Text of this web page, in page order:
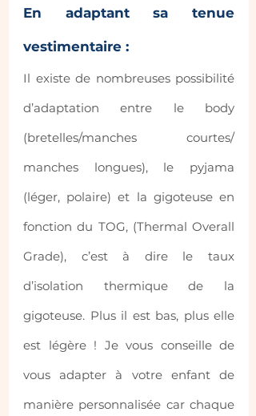
En adaptant sa tenue
vestimentaire :
Il existe de nombreuses possibilité
d’adaptation entre le body
(bretelles/manches courtes/
manches longues), le pyjama
(léger, polaire) et la gigoteuse en
fonction du TOG, (Thermal Overall
Grade), c’est à dire le taux
d’isolation thermique de la
gigoteuse. Plus il est bas, plus elle
est légère ! Je vous conseille de
vous adapter à votre enfant de
manière personnalisée car chaque